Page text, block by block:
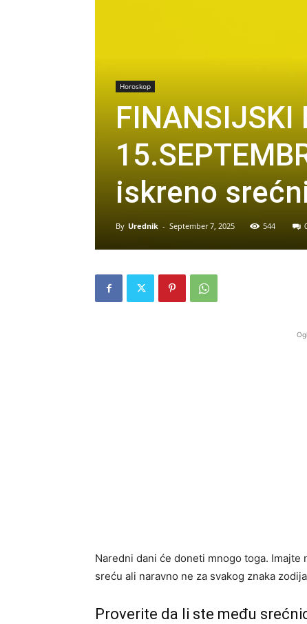
Horoskop
FINANSIJSKI
iskreno
By Urednik - September 7, 2025 544
Naredni dani će doneti mnogo toga.
sreću ali naravno ne za svakog znaka
Proverite da li ste među